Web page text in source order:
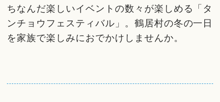
ちなんだ楽しいイベントの数々が楽しめる「タ
ンチョウフェスティバル」。鶴居村の冬の一日
を家族で楽しみにおでかけしませんか。